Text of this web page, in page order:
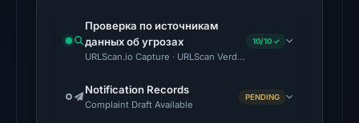
22:18
UTC.
blocklists:
3
Проверка по источникам
данных об угрозах
URLScan.io Capture · URLScan Verdict · Cloudflare Radar
10/10 ✓
Notification Records
Complaint Draft Available
PENDING